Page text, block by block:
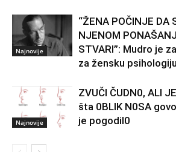
Najnovije
“ŽENA POČINJE DA
NJENOM
STVARI”: Mudro je
za žensku psihologiju
Najnovije
ZVUČI ČUDN0, ALI
šta 0BLIK N0SA
je pogodil0